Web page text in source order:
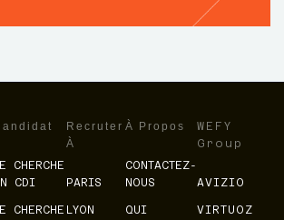
CHERCHE
CDI
CHERCHE
Recruter
À
PARIS
LYON
À Propos
CONTACTEZ-
NOUS
QUI
WEFY
Group
AVIZIO
VIRTUOZ